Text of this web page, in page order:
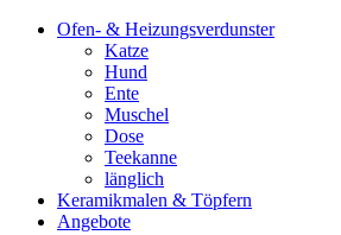
Ofen- & Heizungsverdunster
Katze
Hund
Ente
Muschel
Dose
Teekanne
länglich
Keramikmalen & Töpfern
Angebote